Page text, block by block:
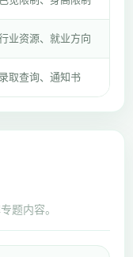
业资源、就业方向
取查询、通知书
题内容。